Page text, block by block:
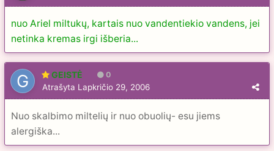
nuo Ariel miltukų, kartais nuo vandentiekio vandens, jei
netinka kremas irgi išberia...
GEISTĖ 0
Atrašyta Lapkričio 29, 2006
Nuo skalbimo miltelių ir nuo obuolių- esu jiems
alergiška...